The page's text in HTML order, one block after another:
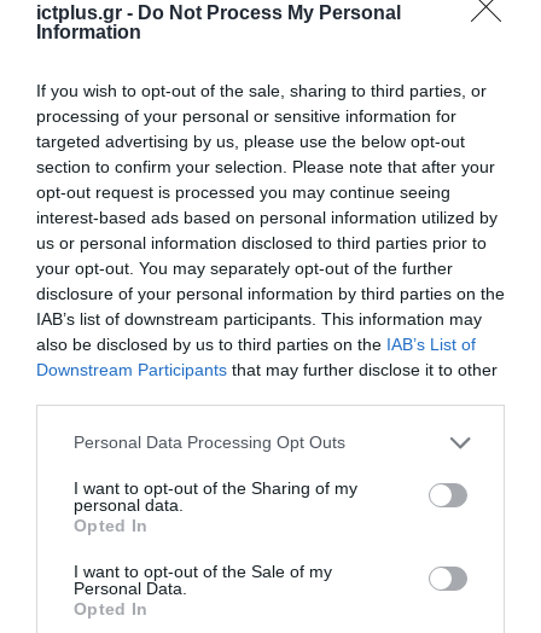
ictplus.gr - Do Not Process My Personal
Information
If you wish to opt-out of the sale, sharing to third parties, or
processing of your personal or sensitive information for
targeted advertising by us, please use the below opt-out
section to confirm your selection. Please note that after your
opt-out request is processed you may continue seeing
interest-based ads based on personal information utilized by
us or personal information disclosed to third parties prior to
your opt-out. You may separately opt-out of the further
disclosure of your personal information by third parties on the
IAB’s list of downstream participants. This information may
also be disclosed by us to third parties on the IAB’s List of
Downstream Participants that may further disclose it to other
Please note that this website/app uses one or more Google
not limited to your visit or usage behaviour. You may click to
grant or deny consent to Google and its third-party tags to
use your data for below specified purposes in below Google
consent section.
Personal Data Processing Opt Outs
I want to opt-out of the Sharing of my
personal data.
Opted In
I want to opt-out of the Sale of my
Personal Data.
Opted In
ΡΟΗ ΕΙΔΗΣΕΩΝ
Το χρηματοδοτούμενο
από την ΕΕ έργο “The
ενισχύει την ασφάλεια
των παιδιών στο
διαδίκτυο
ΑΑΔΕ: Διευκρινίσεις
για τα πρόστιμα σε
παραβάσεις που
Σ. Καλαφάτης: «Η